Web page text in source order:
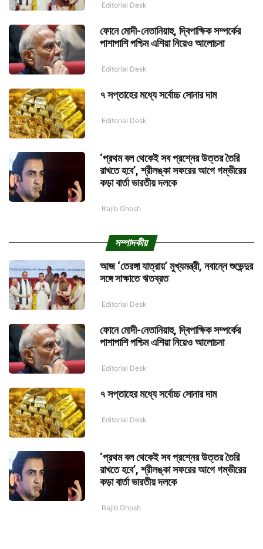
Editorial Desk
ফোনে মোদী-নেতানিয়াহু, দ্বিপাক্ষিক সম্পর্কের
পাশাপাশি পশ্চিম এশিয়া নিয়েও আলোচনা
Editorial Desk
৭ সপ্তাহের মধ্যে সর্বোচ্চ সোনার দাম
Editorial Desk
‘প্রথম বল থেকেই সব প্রশ্নের উত্তর তৈরি
রাখতে হবে’, শ্রীলঙ্কা সফরের আগে গম্ভীরের
কড়া বার্তা ভারতীয় দলকে
Rajib Ghosh
সম্পাদকীয়
আজ ‘তেরঙ্গা যাত্রায়’ মুখ্যমন্ত্রী, নবান্নে শুভেন্দুর
সঙ্গে সাক্ষাতে ঋতব্রত
Editorial Desk
ফোনে মোদী-নেতানিয়াহু, দ্বিপাক্ষিক সম্পর্কের
পাশাপাশি পশ্চিম এশিয়া নিয়েও আলোচনা
Editorial Desk
৭ সপ্তাহের মধ্যে সর্বোচ্চ সোনার দাম
Editorial Desk
‘প্রথম বল থেকেই সব প্রশ্নের উত্তর তৈরি
রাখতে হবে’, শ্রীলঙ্কা সফরের আগে গম্ভীরের
কড়া বার্তা ভারতীয় দলকে
Rajib Ghosh